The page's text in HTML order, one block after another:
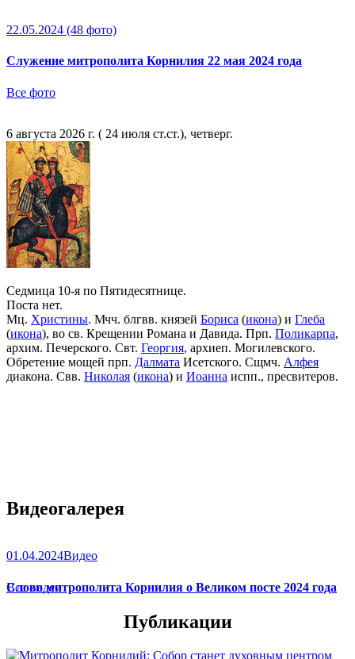
22.05.2024 (48 фото)
Служение митрополита Корнилия 22 мая 2024 года
Все фото
6 августа 2026 г. ( 24 июля ст.ст.), четверг.
Седмица 10-я по Пятидесятнице.
Поста нет.
Мц. Христины. Мчч. блгвв. князей Бориса (икона) и Глеба
(икона), во св. Крещении Романа и Давида. Прп. Поликарпа,
архим. Печерского. Свт. Георгия, архиеп. Могилевского.
Обретение мощей прп. Далмата Исетского. Сщмч. Алфея
диакона. Свв. Николая (икона) и Иоанна испп., пресвитеров.
Видеогалерея
01.04.2024Видео
Слово митрополита Корнилия о Великом посте 2024 года
Все видео
Публикации